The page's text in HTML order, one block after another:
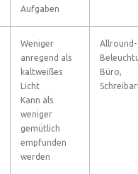
Aufgaben
Weniger
anregend als
kaltweißes
Licht
Kann als
weniger
gemütlich
empfunden
werden
Allround-
Büro,